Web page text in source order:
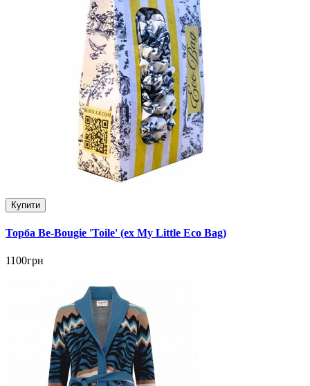
Купити
Торба Be-Bougie 'Toile' (ex My Little Eco Bag)
1100грн